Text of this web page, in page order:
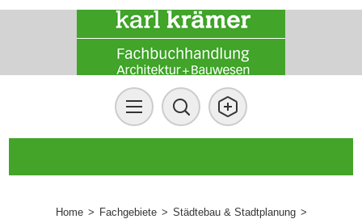
Home > Fachgebiete > Städtebau & Stadtplanung >